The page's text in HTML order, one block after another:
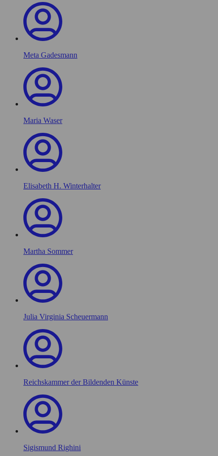
Meta Gadesmann
Maria Waser
Elisabeth H. Winterhalter
Martha Sommer
Julia Virginia Scheuermann
Reichskammer der Bildenden Künste
Sigismund Righini